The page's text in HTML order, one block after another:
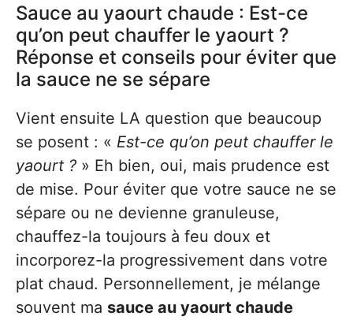
Sauce au yaourt chaude : Est-ce
qu’on peut chauffer le yaourt ?
Réponse et conseils pour éviter que
la sauce ne se sépare
Vient ensuite LA question que beaucoup
se posent : « Est-ce qu’on peut chauffer le
yaourt ? » Eh bien, oui, mais prudence est
de mise. Pour éviter que votre sauce ne se
sépare ou ne devienne granuleuse,
chauffez-la toujours à feu doux et
incorporez-la progressivement dans votre
plat chaud. Personnellement, je mélange
souvent ma sauce au yaourt chaude